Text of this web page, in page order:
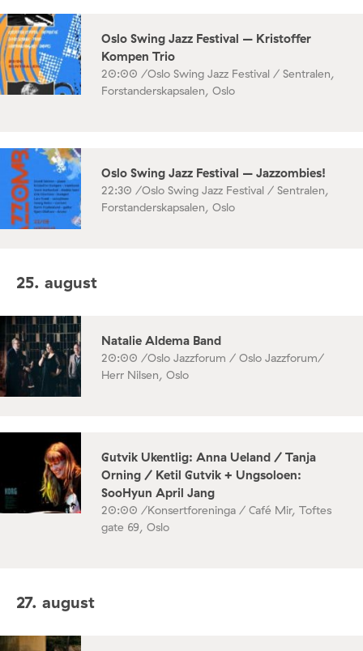
Oslo Swing Jazz Festival – Kristoffer
Kompen Trio
20:00 /Oslo Swing Jazz Festival / Sentralen,
Forstanderskapsalen, Oslo
Oslo Swing Jazz Festival – Jazzombies!
22:30 /Oslo Swing Jazz Festival / Sentralen,
Forstanderskapsalen, Oslo
25. august
Natalie Aldema Band
20:00 /Oslo Jazzforum / Oslo Jazzforum/
Herr Nilsen, Oslo
Gutvik Ukentlig: Anna Ueland / Tanja
Orning / Ketil Gutvik + Ungsoloen:
SooHyun April Jang
20:00 /Konsertforeninga / Café Mir, Toftes
gate 69, Oslo
27. august